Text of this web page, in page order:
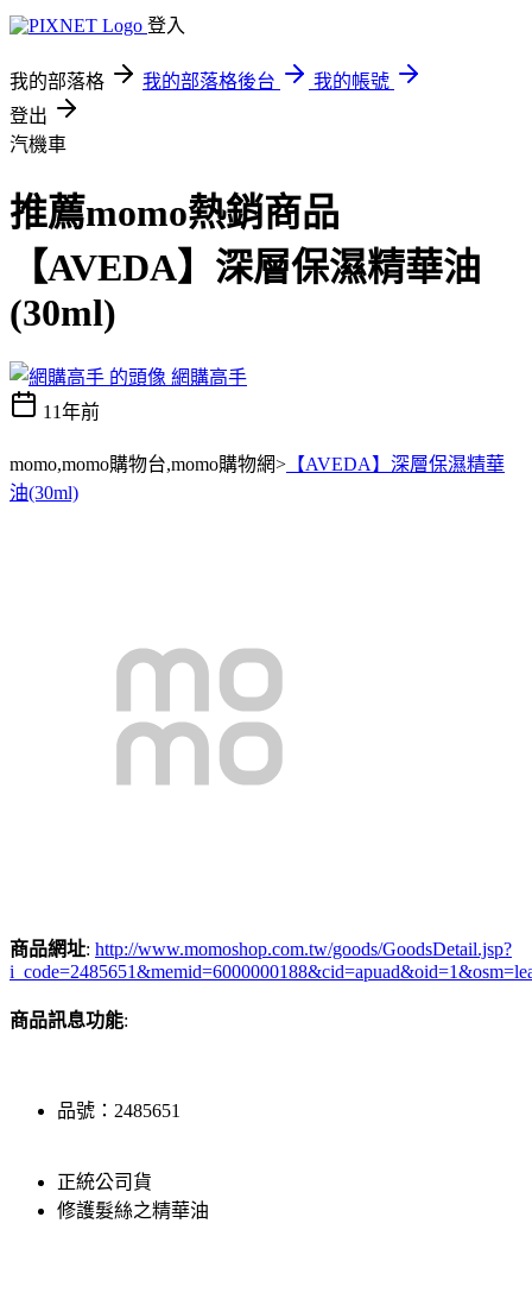
登入
我的部落格 我的部落格後台
我的帳號
登出
汽機車
推薦momo熱銷商品
【AVEDA】深層保濕精華油
(30ml)
網購高手
11年前
momo,momo購物台,momo購物網> 【AVEDA】深層保濕精華
油(30ml)
商品網址: http://www.momoshop.com.tw/goods/GoodsDetail.jsp?
商品訊息功能:
品號：2485651
正統公司貨
修護髮絲之精華油